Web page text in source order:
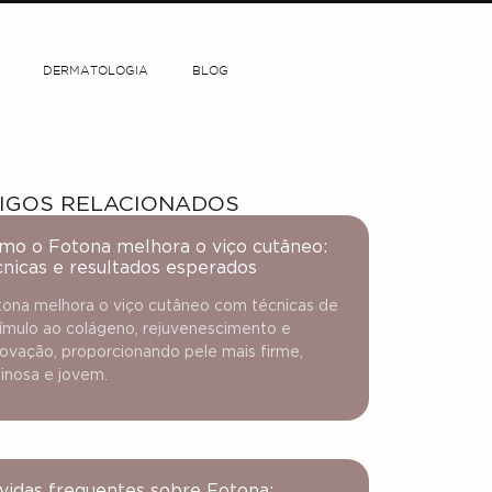
DERMATOLOGIA BLOG
RELACIONADOS
o Fotona melhora o viço cutâneo:
e resultados esperados
melhora o viço cutâneo com técnicas de
ao colágeno, rejuvenescimento e
proporcionando pele mais firme,
e jovem.